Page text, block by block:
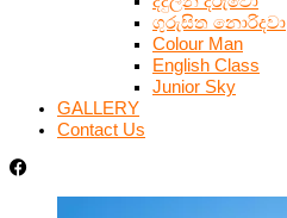
ගුරුසිත නොරිදවා
Colour Man
English Class
Junior Sky
GALLERY
Contact Us